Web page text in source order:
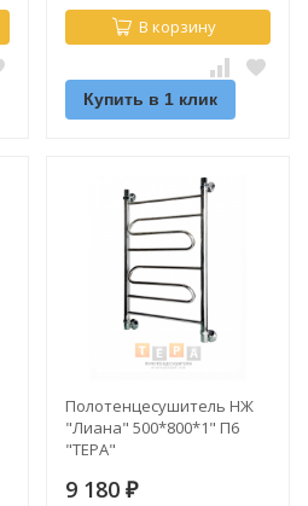
В корзину
Купить в 1 клик
Полотенцесушитель НЖ
"Лиана" 500*800*1" П6
"ТЕРА"
9 180 ₽